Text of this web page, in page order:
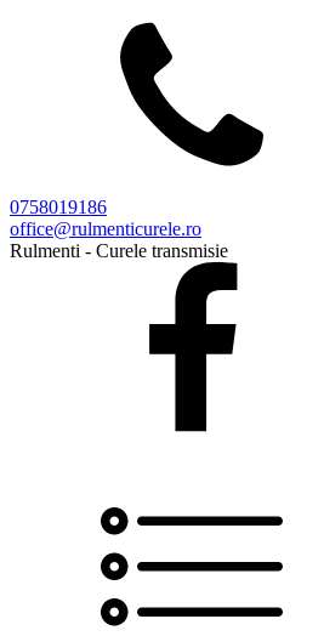
0758019186
office@rulmenticurele.ro
Rulmenti - Curele transmisie